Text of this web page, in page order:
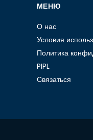
МЕНЮ
О нас
Условия
Политика
PIPL
Связаться